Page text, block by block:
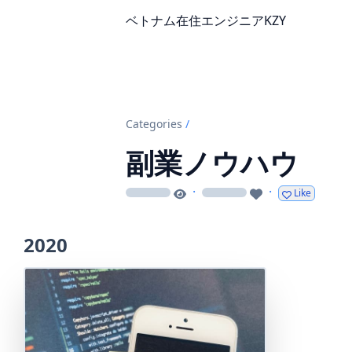
ベトナム在住エンジニアKZY
Categories /
副業ノウハウ
loading · loading · Like
2020